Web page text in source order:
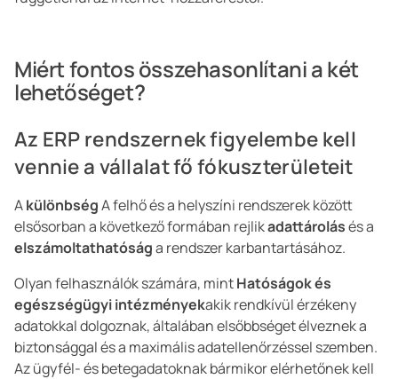
Miért fontos összehasonlítani a két
lehetőséget?
Az ERP rendszernek figyelembe kell
vennie a vállalat fő fókuszterületeit
AkülönbségA felhő és a helyszíni rendszerek között
elsősorban a következő formában rejlikadattárolásés a
elszámoltathatósága rendszer karbantartásához.
Olyan felhasználók számára, mintHatóságok és
egészségügyi intézményekakik rendkívül érzékeny
adatokkal dolgoznak, általában elsőbbséget élveznek a
biztonsággal és a maximális adatellenőrzéssel szemben.
Az ügyfél- és betegadatoknak bármikor elérhetőnek kell